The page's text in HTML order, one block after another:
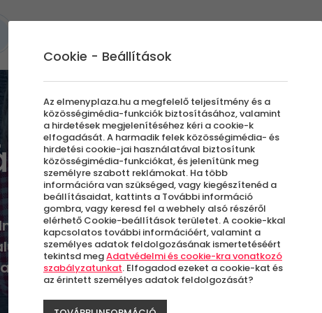
ötletek
sincs arról, hogy mivel vehetnéd le
rengeteg olyan Valentin napi
február 14-én. Nézz szét
Cookie - Beállítások
Az elmenyplaza.hu a megfelelő teljesítmény és a
közösségimédia-funkciók biztosításához, valamint
a hirdetések megjelenítéséhez kéri a cookie-k
elfogadását. A harmadik felek közösségimédia- és
hirdetési cookie-jai használatával biztosítunk
közösségimédia-funkciókat, és jelenítünk meg
személyre szabott reklámokat. Ha több
információra van szükséged, vagy kiegészítenéd a
beállításaidat, kattints a További információ
gombra, vagy keresd fel a webhely alsó részéről
elérhető Cookie-beállítások területet. A cookie-kkal
kapcsolatos további információért, valamint a
személyes adatok feldolgozásának ismertetéséért
tekintsd megAdatvédelmi és cookie-kra vonatkozó
szabályzatunkat. Elfogadod ezeket a cookie-kat és
az érintett személyes adatok feldolgozását?